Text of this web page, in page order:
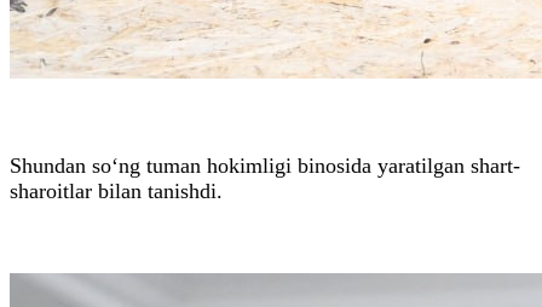
Shundan so‘ng tuman hokimligi binosida yaratilgan shart-
sharoitlar bilan tanishdi.